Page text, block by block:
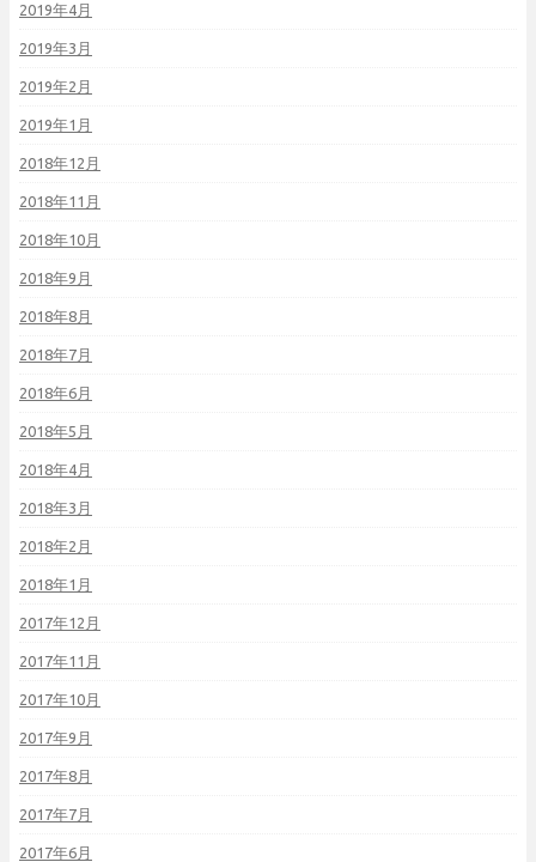
2019年4月
2019年3月
2019年2月
2019年1月
2018年12月
2018年11月
2018年10月
2018年9月
2018年8月
2018年7月
2018年6月
2018年5月
2018年4月
2018年3月
2018年2月
2018年1月
2017年12月
2017年11月
2017年10月
2017年9月
2017年8月
2017年7月
2017年6月